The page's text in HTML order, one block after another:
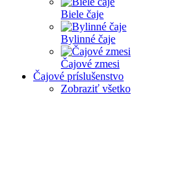
Biele čaje
Bylinné čaje
Čajové zmesi
Čajové príslušenstvo
Zobraziť všetko